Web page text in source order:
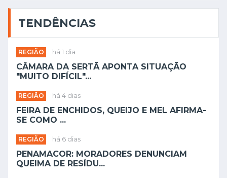
TENDÊNCIAS
REGIÃO há 1 dia
CÂMARA DA SERTÃ APONTA SITUAÇÃO
"MUITO DIFÍCIL"...
REGIÃO há 4 dias
FEIRA DE ENCHIDOS, QUEIJO E MEL AFIRMA-
SE COMO ...
REGIÃO há 6 dias
PENAMACOR: MORADORES DENUNCIAM
QUEIMA DE RESÍDU...